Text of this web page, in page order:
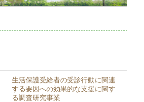
生活保護受給者の受診行動に関連
する要因への効果的な支援に関す
る調査研究事業